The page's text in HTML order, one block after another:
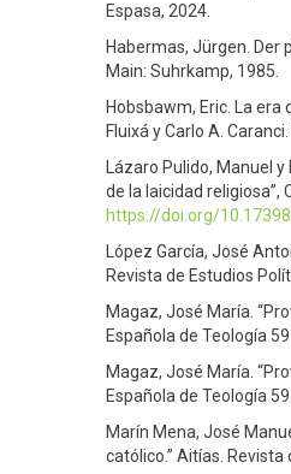
Espasa, 2024.
Habermas, Jürgen. Der
Main: Suhrkamp, 1985.
Hobsbawm, Eric. La
Fluixá y Carlo A.
Lázaro Pulido, Manuel
de la laicidad religiosa”,
https://doi.org/
López García, José
Revista de Estudios
Magaz, José María.
Española de Teología
Magaz, José María.
Española de Teología
Marín Mena, José
católico.” Aitías. Revista